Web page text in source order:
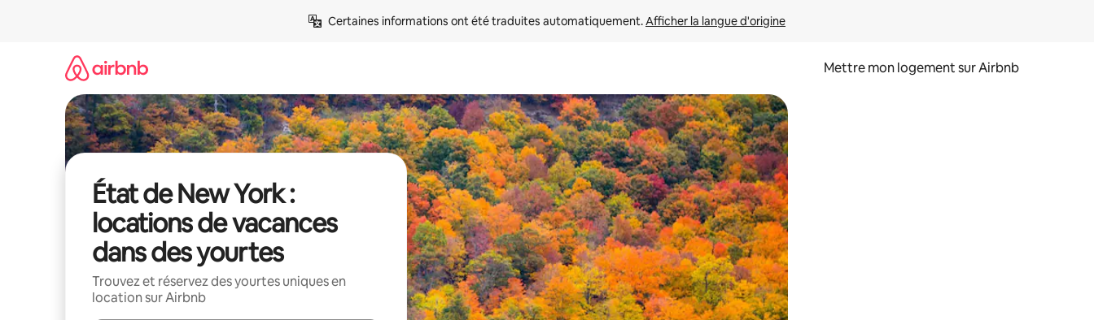
Certaines informations ont été traduites automatiquement. Afficher la langue d'origine
Mettre mon logement sur Airbnb
État de New York :
locations de vacances
dans des yourtes
Trouvez et réservez des yourtes uniques en
location sur Airbnb